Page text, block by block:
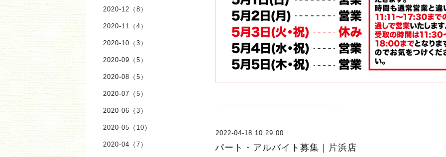
2022-04-18 10:29:00
パート・アルバイト募集｜片浜店
2020-12（8）
2020-11（4）
2020-10（3）
2020-09（5）
2020-08（5）
2020-07（5）
2020-06（3）
2020-05（10）
2020-04（7）